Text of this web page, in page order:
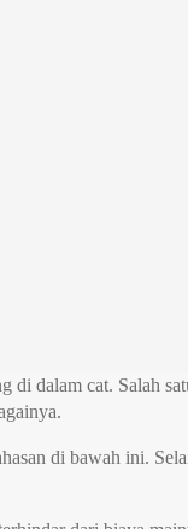
dalam cat. Salah
di bawah ini.